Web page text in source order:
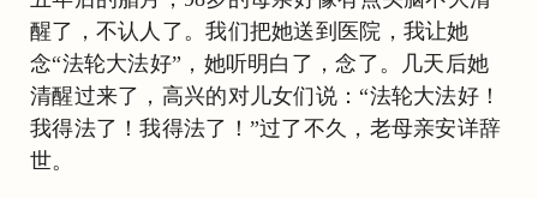
醒了，不认人了。我们把她送到医院，我让她
念“法轮大法好”，她听明白了，念了。几天后她
清醒过来了，高兴的对儿女们说：“法轮大法好！
我得法了！我得法了！”过了不久，老母亲安详辞
世。